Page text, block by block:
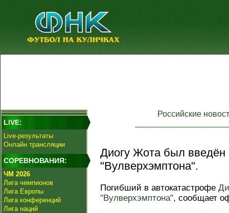
LIVE:
Live-результаты
Онлайн трансляции
СОРЕВНОВАНИЯ:
ЧМ 2026
Лига чемпионов
Лига Европы
Лига конференций
Лига наций
Российские
Диогу Жота был
"Вулверхэмптона".
Погибший в автокатастрофе
"Вулверхэмптона", сообщает